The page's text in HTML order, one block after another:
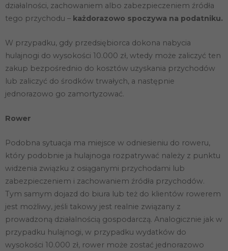
działalności, zachowaniem albo zabezpieczeniem źródła
tego przychodu – każdorazowo spoczywa na podatniku.
W przypadku, gdy przedsiębiorca dokona nabycia
hulajnogi do wysokości 10.000 zł, wtedy może zaliczyć ten
zakup bezpośrednio do kosztów uzyskania przychodów
lub zaliczyć do środków trwałych, a następnie
jednorazowo go zamortyzować.
Rower
Podobna sytuacja ma miejsce w odniesieniu do roweru,
który podobnie ja hulajnoga rozpatrywać należy z punktu
widzenia związku z osiąganymi przychodami lub
zabezpieczeniem i zachowaniem źródła przychodów.
Tym samym dojazd do biura lub też do klientów rowerem
jest możliwy, jeśli takowy jest realnie związany z
prowadzoną działalnością gospodarczą. Analogicznie jak w
przypadku hulajnogi, w przypadku wydatków do
wysokości 10.000 zł, rower może zostać jednorazowo